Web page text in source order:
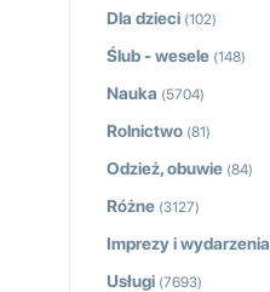
Dla dzieci (102)
Ślub - wesele (148)
Nauka (5704)
Rolnictwo (81)
Odzież, obuwie (84)
Różne (3127)
Imprezy i wydarzenia
Usługi (7693)